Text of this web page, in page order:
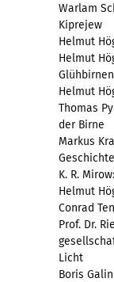
Warlam
Kiprejew
Helmut
Helmut
Helmut
Thomas
der Birne
Markus
K. R.
Helmut
Conrad
Prof. Dr.
Licht
Boris